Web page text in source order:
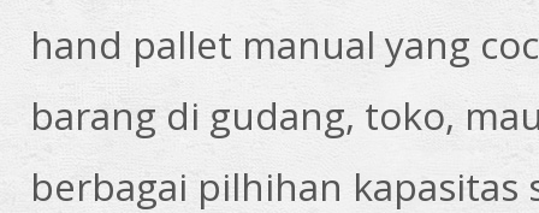
hand pallet manual yang
barang di gudang, toko,
berbagai pilhihan